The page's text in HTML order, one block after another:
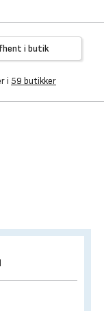
i butik
i 59 butikker